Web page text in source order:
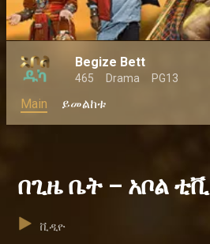
Begize Bett
465 Drama PG13
Main ይመልከቱ
በጊዜ ቤት – አቦል ቲቪ
ቪዲዮ